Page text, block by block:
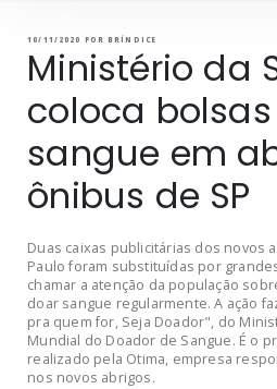
conteúdo
PUBLICADO
10/11/2020 PORBRÍNDICE
Ministério da
coloca
sangue em
ônibus de SP
Duas caixas publicitárias dos novos
Paulo foram substituídas por
chamar a atenção da população
doar sangue regularmente. A ação
pra quem for, Seja Doador", do
Mundial do Doador de Sangue. É o
realizado pela Otima, empresa
nos novos abrigos.